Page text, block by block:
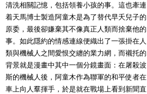
清洗相關記憶，包括領養小孩的事。這也牽連
着天馬博士製造阿童木是為了替代早夭兒子的
原委，最後卻嫌棄其不像真正人類而捨棄他的
事。如此隱約的情感連線便織出了一張掛在人
類與機械人之間愛恨交纏的業力網，而襯托的
背景就是漫畫中其中一個分鏡畫面：在屠殺波
斯的機械人後，阿童木作為聯軍的和平使者在
車上向人羣揮手，於是就在戰場上看到新聞直